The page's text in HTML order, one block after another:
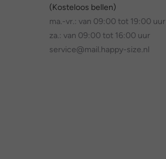
(Kosteloos bellen)
ma.-vr.: van 09:00 tot 19:00 uur
za.: van 09:00 tot 16:00 uur
service@mail.happy-size.nl